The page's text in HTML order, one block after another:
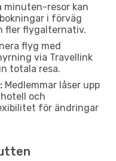
minuten-resor kan
i förväg
fler flygalternativ.
flyg med
via Travellink
totala resa.
Medlemmar låser upp
och
för ändringar